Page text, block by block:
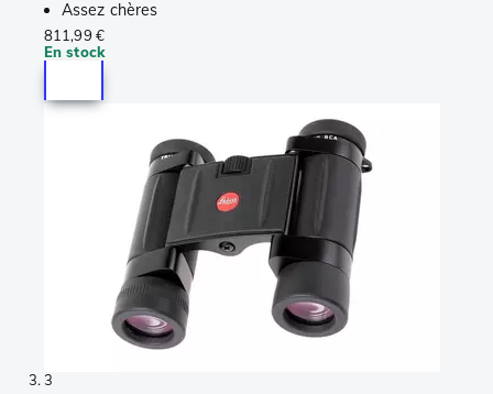
Assez chères
811,99 €
En stock
3